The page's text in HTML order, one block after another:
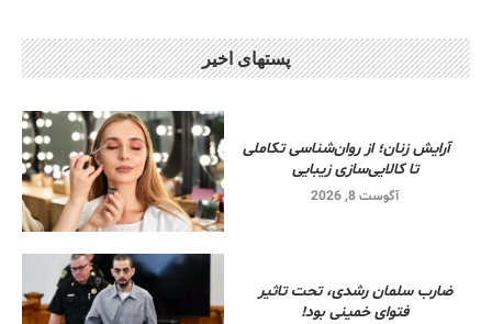
پستهای اخیر
آرایش زنان؛ از روان‌شناسی تکاملی
تا کالایی‌سازی زیبایی
آگوست 8, 2026
ضارب سلمان رشدی، تحت تاثیر
فتوای خمینی بود!